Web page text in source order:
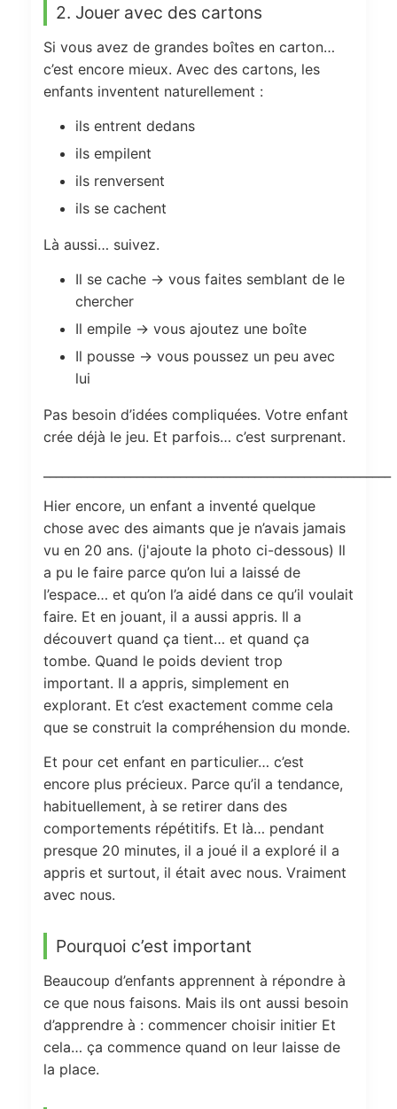
2. Jouer avec des cartons
Si vous avez de grandes boîtes en carton…
c’est encore mieux. Avec des cartons, les
enfants inventent naturellement :
ils entrent dedans
ils empilent
ils renversent
ils se cachent
Là aussi… suivez.
Il se cache → vous faites semblant de le
chercher
Il empile → vous ajoutez une boîte
Il pousse → vous poussez un peu avec
lui
Pas besoin d’idées compliquées. Votre enfant
crée déjà le jeu. Et parfois… c’est surprenant.
Hier encore, un enfant a inventé quelque
chose avec des aimants que je n’avais jamais
vu en 20 ans. (j'ajoute la photo ci-dessous) Il
a pu le faire parce qu’on lui a laissé de
l’espace… et qu’on l’a aidé dans ce qu’il voulait
faire. Et en jouant, il a aussi appris. Il a
découvert quand ça tient… et quand ça
tombe. Quand le poids devient trop
important. Il a appris, simplement en
explorant. Et c’est exactement comme cela
que se construit la compréhension du monde.
Et pour cet enfant en particulier… c’est
encore plus précieux. Parce qu’il a tendance,
habituellement, à se retirer dans des
comportements répétitifs. Et là… pendant
presque 20 minutes, il a joué il a exploré il a
appris et surtout, il était avec nous. Vraiment
avec nous.
Pourquoi c’est important
Beaucoup d’enfants apprennent à répondre à
ce que nous faisons. Mais ils ont aussi besoin
d’apprendre à : commencer choisir initier Et
cela… ça commence quand on leur laisse de
la place.